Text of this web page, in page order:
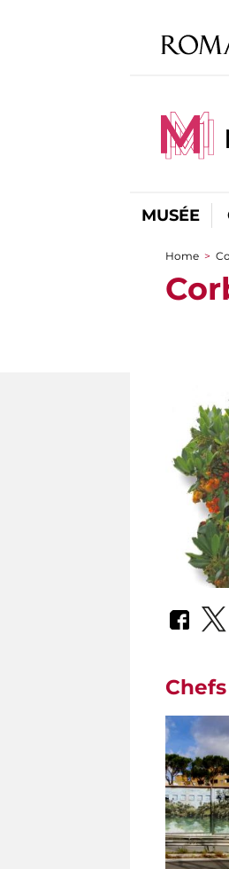
MUSÉE
You
Home >